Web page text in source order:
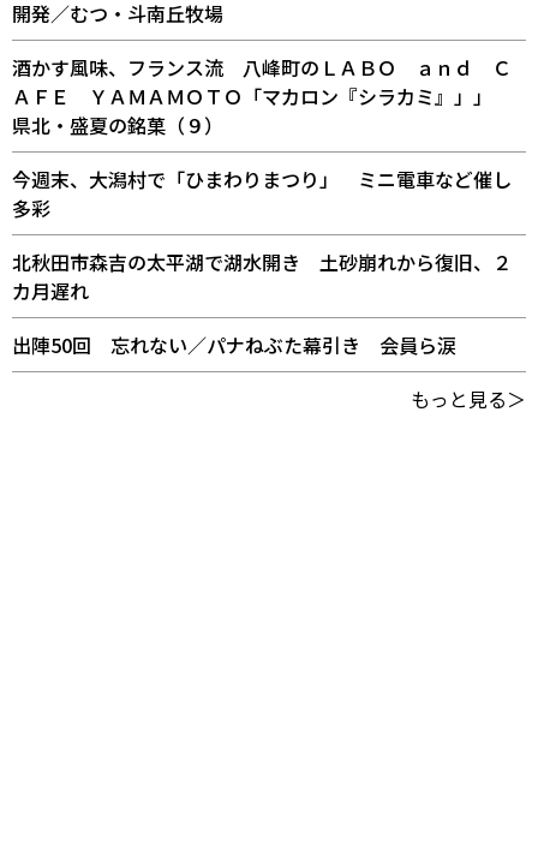
開発／むつ・斗南丘牧場
酒かす風味、フランス流 八峰町のＬＡＢＯ ａｎｄ Ｃ
ＡＦＥ ＹＡＭＡＭＯＴＯ「マカロン『シラカミ』」」
県北・盛夏の銘菓（９）
今週末、大潟村で「ひまわりまつり」 ミニ電車など催し
多彩
北秋田市森吉の太平湖で湖水開き 土砂崩れから復旧、２
カ月遅れ
出陣50回 忘れない／パナねぶた幕引き 会員ら涙
もっと見る＞